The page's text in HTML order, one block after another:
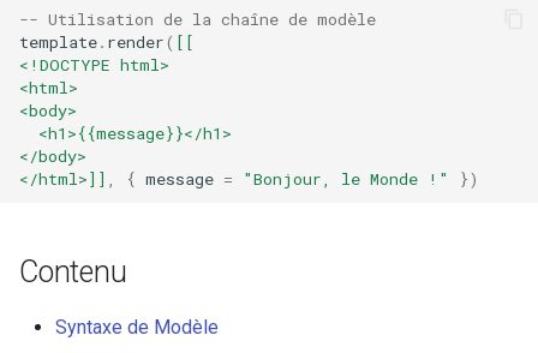
error-log-write
eval
execute
f4fhds
Exemple
function, boolean
template.compile_string(view,
cache_key)
cache_key)
template.visit(func)
-- Utilisation de la chaîne de modèle
template. render( [[
<!DOCTYPE html>
<html>
<body>
  <h1>{{message}}</h1>
</body>
</html>]]
{ message = "Bonjour, le Monde !" })
Contenu
Syntaxe de Modèle